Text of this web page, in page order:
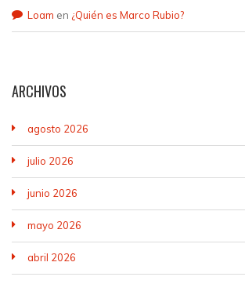
Loam en ¿Quién es Marco Rubio?
ARCHIVOS
agosto 2026
julio 2026
junio 2026
mayo 2026
abril 2026